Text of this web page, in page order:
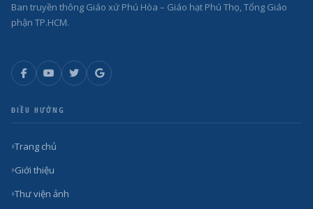
Ban truyền thông Giáo xứ Phú Hòa – Giáo hạt Phú Thọ, Tổng Giáo
phận TP.HCM.
ĐIỀU HƯỚNG
Trang chủ
Giới thiệu
Thư viện ảnh